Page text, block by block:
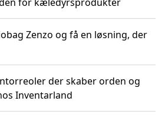
Zenzo og få en løsning, der
der skaber orden og
Inventarland